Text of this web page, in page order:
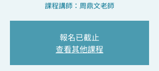
課程講師：周鼎文老師
報名已截止
查看其他課程